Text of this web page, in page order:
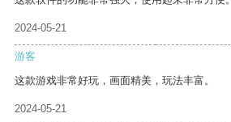
2024-05-21
游客
这款游戏非常好玩，画面精美，玩法丰富。
2024-05-21